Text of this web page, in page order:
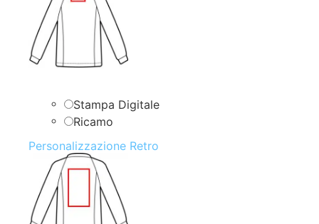
Stampa Digitale
Ricamo
Personalizzazione Retro